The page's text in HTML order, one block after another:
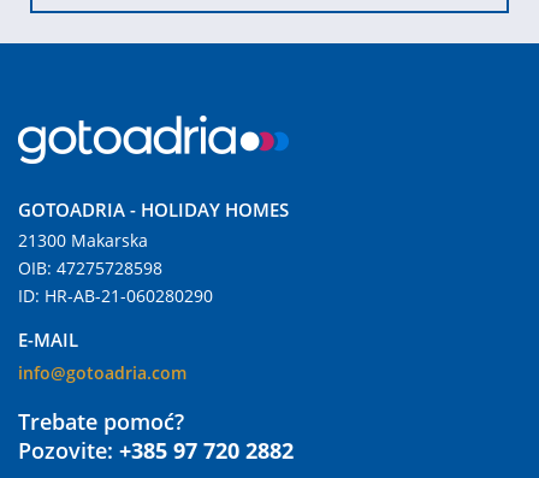
GOTOADRIA - HOLIDAY HOMES
21300 Makarska
OIB: 47275728598
ID: HR-AB-21-060280290
E-MAIL
info@gotoadria.com
Trebate pomoć?
Pozovite: +385 97 720 2882